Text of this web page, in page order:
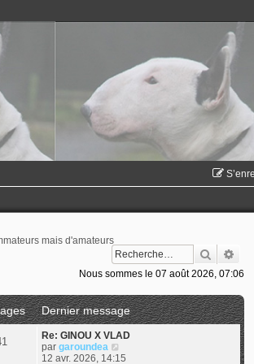
mais d'amateurs
Nous sommes le 07 août 2026, 07:06
Dernier message
Re: GINOU X VLAD
pargaroundea
o
12 avr. 2026, 14:15